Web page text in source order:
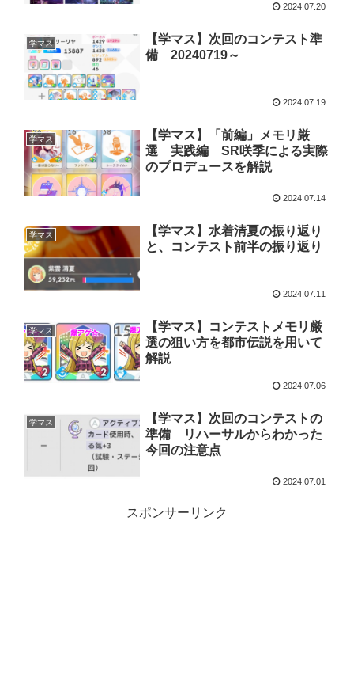
2024.07.20
学マス
【学マス】次回のコンテスト準
備 20240719～
2024.07.19
学マス
【学マス】「前編」メモリ厳
選 実践編 SR咲季による実際
のプロデュースを解説
2024.07.14
学マス
【学マス】水着清夏の振り返り
と、コンテスト前半の振り返り
2024.07.11
学マス
【学マス】コンテストメモリ厳
選の狙い方を都市伝説を用いて
解説
2024.07.06
学マス
【学マス】次回のコンテストの
準備 リハーサルからわかった
今回の注意点
2024.07.01
スポンサーリンク